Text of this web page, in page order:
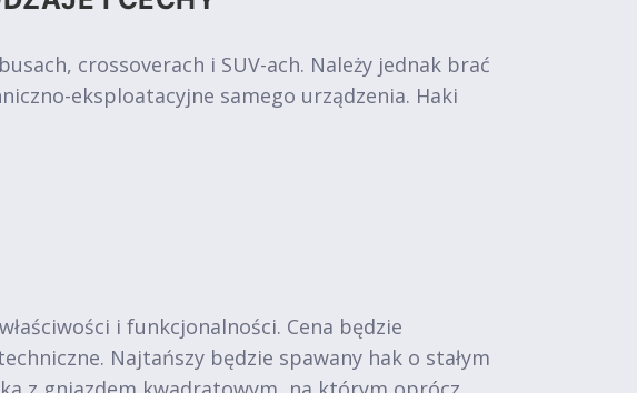
crossoverach i SUV-ach. Należy jednak brać
eksploatacyjne samego urządzenia. Haki
i funkcjonalności. Cena będzie
Najtańszy będzie spawany hak o stałym